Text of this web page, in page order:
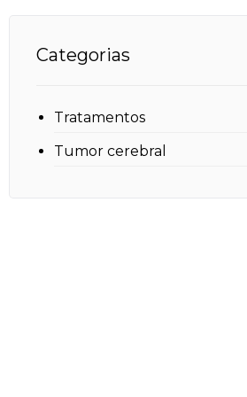
Categorias
Tratamentos
Tumor cerebral